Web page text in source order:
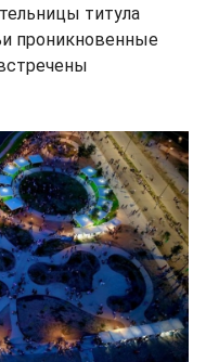
титула
проникновенные